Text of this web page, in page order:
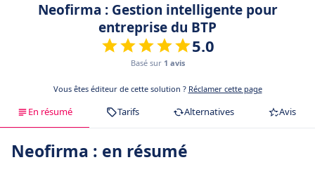
Neofirma : Gestion intelligente pour
entreprise du BTP
5.0
Basé sur 1 avis
Vous êtes éditeur de cette solution ? Réclamer cette page
En résumé Tarifs Alternatives Avis
Neofirma : en résumé